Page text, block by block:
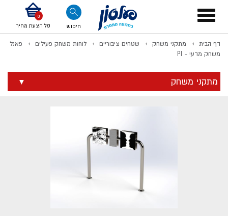
Toggle
navigation
חיפוש סל הצעת מחיר
דף הבית מתקני משחק שטחים ציבוריים לוחות משחק פעילים
פאנל
משחק מדעי - PI
מתקני משחק